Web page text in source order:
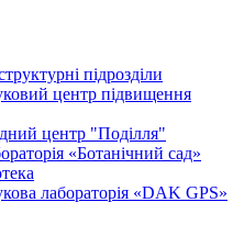
підрозділи
центр підвищення
центр "Поділля"
«Ботанічний сад»
лабораторія «DAK GPS»